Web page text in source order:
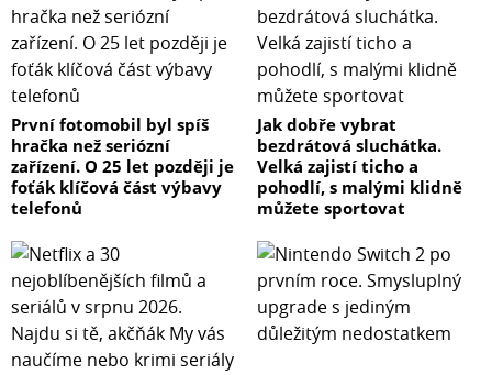
První fotomobil byl spíš
hračka než seriózní
zařízení. O 25 let později je
foťák klíčová část výbavy
telefonů
Jak dobře vybrat
bezdrátová sluchátka.
Velká zajistí ticho a
pohodlí, s malými klidně
můžete sportovat